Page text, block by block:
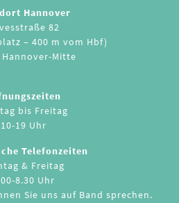
Hannover
82
– 400 m vom Hbf)
Hannover-Mitte
bis Freitag
10-19 Uhr
Telefonzeiten
& Freitag
8.30 Uhr
Sie uns auf Band sprechen.